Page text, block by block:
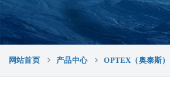
网站首页 产品中心 OPTEX（奥泰斯）